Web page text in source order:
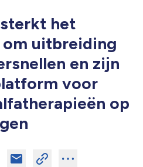
het
uitbreiding
en zijn
voor
op